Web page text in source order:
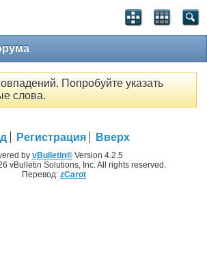
Попробуйте указать
слова.
Регистрация Вверх
by vBulletin®Version 4.2.5
vBulletin Solutions, Inc. All rights reserved.
Перевод: zCarot